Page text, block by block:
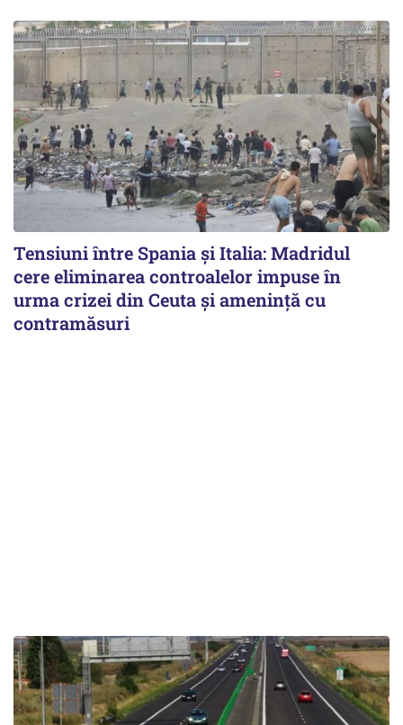
Tensiuni între Spania și Italia: Madridul
cere eliminarea controalelor impuse în
urma crizei din Ceuta și amenință cu
contramăsuri